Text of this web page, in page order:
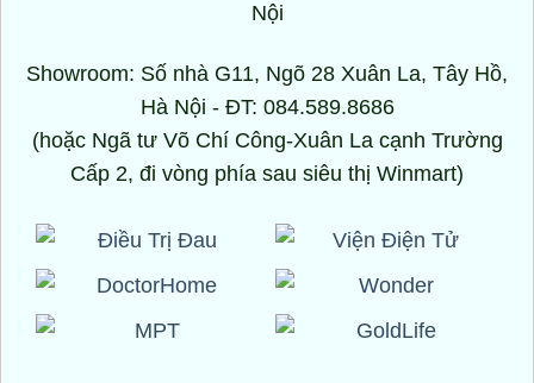
Nội
Showroom: Số nhà G11, Ngõ 28 Xuân La, Tây Hồ,
Hà Nội - ĐT: 084.589.8686
(hoặc Ngã tư Võ Chí Công-Xuân La cạnh Trường
Cấp 2, đi vòng phía sau siêu thị Winmart)